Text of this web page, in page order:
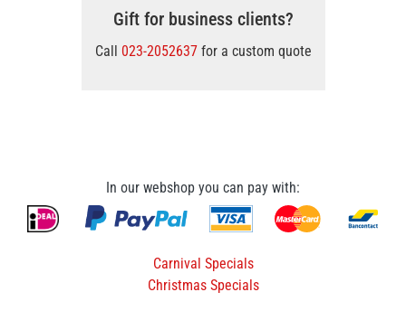
Gift for business clients?
Call 023-2052637for a custom quote
In our webshop you can pay with:
Carnival Specials
Christmas Specials